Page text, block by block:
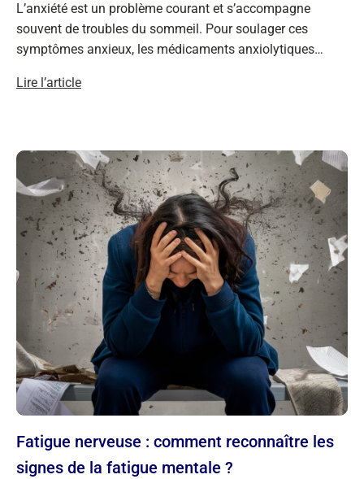
L’anxiété est un problème courant et s’accompagne
souvent de troubles du sommeil. Pour soulager ces
symptômes anxieux, les médicaments anxiolytiques…
Lire l’article
Fatigue nerveuse : comment reconnaître les
signes de la fatigue mentale ?